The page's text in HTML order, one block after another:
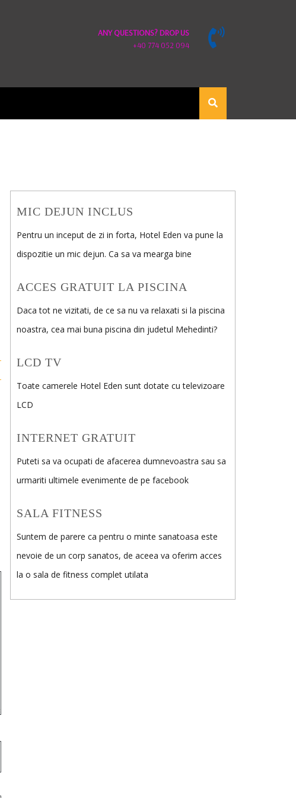
ANY QUESTIONS? DROP US
+40 774 052 094
MIC DEJUN INCLUS
Pentru un inceput de zi in forta, Hotel Eden va pune la
dispozitie un mic dejun. Ca sa va mearga bine
ACCES GRATUIT LA PISCINA
Daca tot ne vizitati, de ce sa nu va relaxati si la piscina
noastra, cea mai buna piscina din judetul Mehedinti?
LCD TV
Toate camerele Hotel Eden sunt dotate cu televizoare
LCD
INTERNET GRATUIT
Puteti sa va ocupati de afacerea dumnevoastra sau sa
urmariti ultimele evenimente de pe facebook
SALA FITNESS
Suntem de parere ca pentru o minte sanatoasa este
nevoie de un corp sanatos, de aceea va oferim acces
la o sala de fitness complet utilata